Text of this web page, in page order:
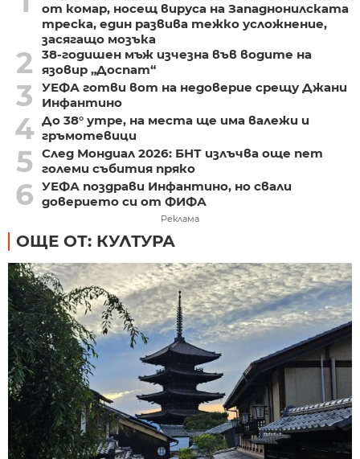
от комар, носещ вируса на Западнонилската
треска, един развива тежко усложнение,
засягащо мозъка
2
38-годишен мъж изчезна във водите на
язовир „Доспат“
3
УЕФА готви вот на недоверие срещу Джани
Инфантино
4 До 38° утре, на места ще има валежи и
гръмотевици
5 След Мондиал 2026: БНТ излъчва още пет
големи събития пряко
6 УЕФА поздрави Инфантино, но свали
доверието си от ФИФА
Реклама
ОЩЕ ОТ: КУЛТУРА